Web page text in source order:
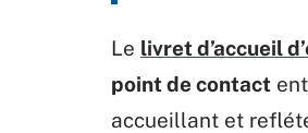
Le livret d’accueil
point de contact
accueillant et